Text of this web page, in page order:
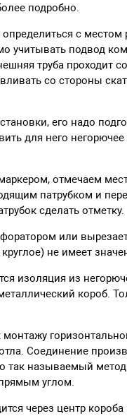
подробно.
с местом
учитывать подвод
труба проходит
со стороны
его надо
для него
отмечаем
патрубком и
сделать отметку.
или
не имеет
изоляция из
металлический
Соединение
так называемый
углом.
через центр